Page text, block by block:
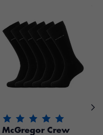
is 4.55 van de 5
De beoordeling van dit
McGregor Crew